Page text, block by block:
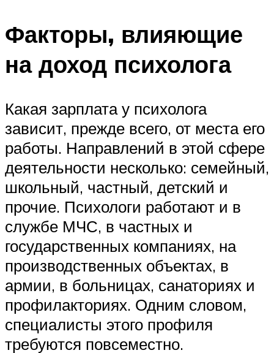
Факторы, влияющие
на доход психолога
Какая зарплата у психолога
зависит, прежде всего, от места его
работы. Направлений в этой сфере
деятельности несколько: семейный,
школьный, частный, детский и
прочие. Психологи работают и в
службе МЧС, в частных и
государственных компаниях, на
производственных объектах, в
армии, в больницах, санаториях и
профилакториях. Одним словом,
специалисты этого профиля
требуются повсеместно.